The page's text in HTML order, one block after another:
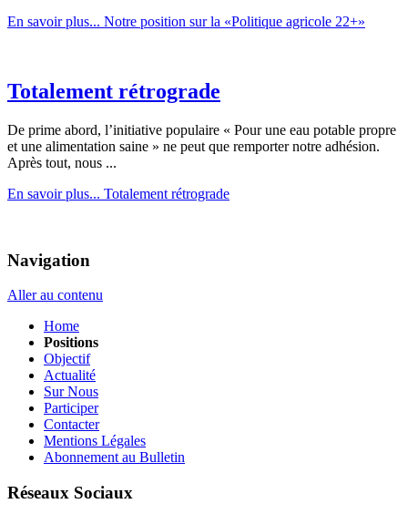
En savoir plus... Notre position sur la «Politique agricole 22+»
Totalement rétrograde
De prime abord, l’initiative populaire « Pour une eau potable propre
et une alimentation saine » ne peut que remporter notre adhésion.
Après tout, nous ...
En savoir plus... Totalement rétrograde
Navigation
Aller au contenu
Home
Positions
Objectif
Actualité
Sur Nous
Participer
Contacter
Mentions Légales
Abonnement au Bulletin
Réseaux Sociaux